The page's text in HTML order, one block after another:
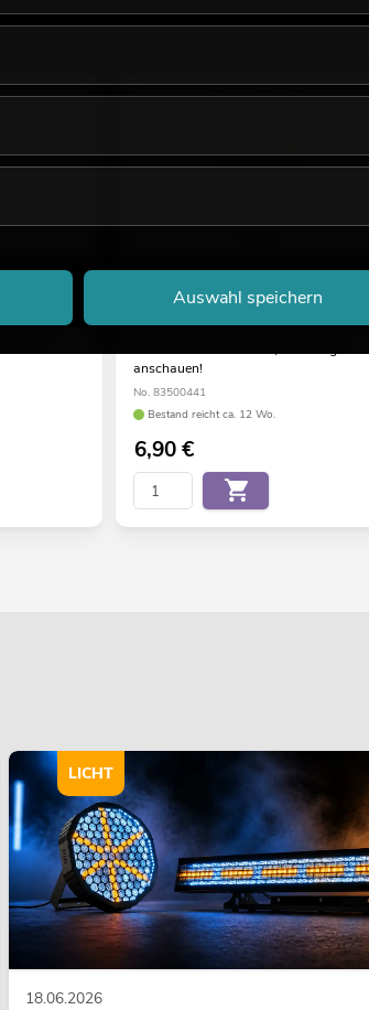
EUROPALMS Beerenzweig glitzer gold
85cm 3x
interessante Alternative, unbedingt
anschauen!
No. 83500441
Bestand reicht ca. 12 Wo.
6,90€
18.06.2026
LICHT
Auswahl speichern